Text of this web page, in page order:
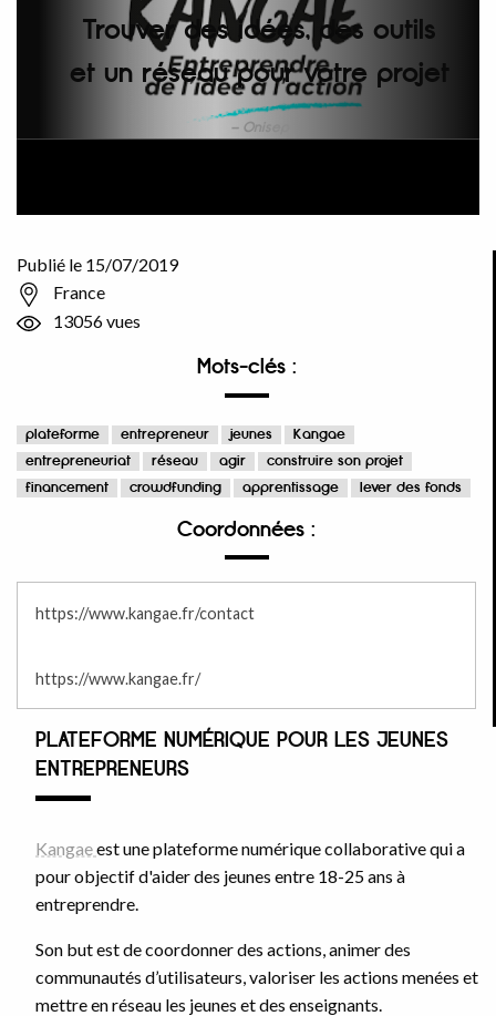
Trouver des idées, des outils
et un réseau pour votre projet
Onisep
Publié le 15/07/2019
France
13056 vues
Mots-clés :
plateforme entrepreneur jeunes
Kangae
entrepreneuriat
réseau agir
construire son projet
financement
crowdfunding apprentissage lever des fonds
Coordonnées :
https://www.kangae.fr/contact
https://www.kangae.fr/
PLATEFORME NUMÉRIQUE POUR LES JEUNES
ENTREPRENEURS
Kangaeest une plateforme numérique collaborative qui a
pour objectif d'aider des jeunes entre 18-25 ans à
entreprendre.
Son but est de coordonner des actions, animer des
communautés d’utilisateurs, valoriser les actions menées et
mettre en réseau les jeunes et des enseignants.